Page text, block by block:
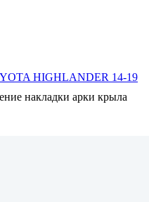
HIGHLANDER 14-19
накладки арки крыла